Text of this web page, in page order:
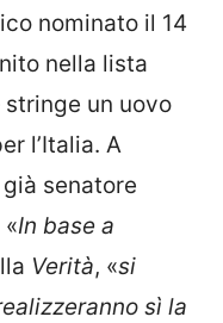
nominato il 14
nella lista
un uovo
l’Italia. A
senatore
In base a
Verità, «si
sì la